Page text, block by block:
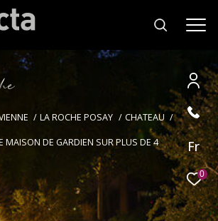
Fr
0
e
LA ROCHE POSAY
CHATEAU
MAISON DE GARDIEN SUR PLUS DE 4
recherche
bien qui correspond à vos